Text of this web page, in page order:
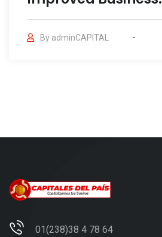
By adminCAPITAL
01(238)38 4 78 64